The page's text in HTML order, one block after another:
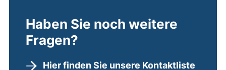
Haben Sie noch weitere
Fragen?
Hier finden Sie unsere Kontaktliste